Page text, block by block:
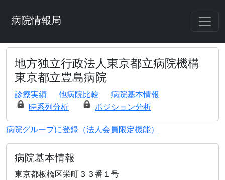
病院情報局
地方独立行政法人東京都立病院機構
東京都立豊島病院
診療実績 他病院比較
病院基本情報
時系列分析
ポジション分析
病院グループに登録（法人会員限定機能）
病院基本情報
東京都板橋区栄町３３番１号